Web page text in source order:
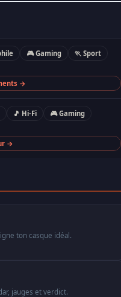
🎮 Gaming
🏃 Sport
→
🎵 Hi-Fi
🎮 Gaming
→
ton casque idéal.
jauges et verdict.